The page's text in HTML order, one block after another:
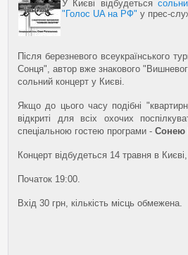
У Києві відбудеться
"Голос UA на РФ" у прес-
Після березневого всеукраїнського
Сонця", автор вже знакового
сольний концерт у Києві.
Якщо до цього часу подібні
відкриті для всіх охочих
спеціальною гостею програми - Сонею
Концерт відбудеться 14 травня в
Початок 19:00.
Вхід 30 грн, кількість місць обмежена.